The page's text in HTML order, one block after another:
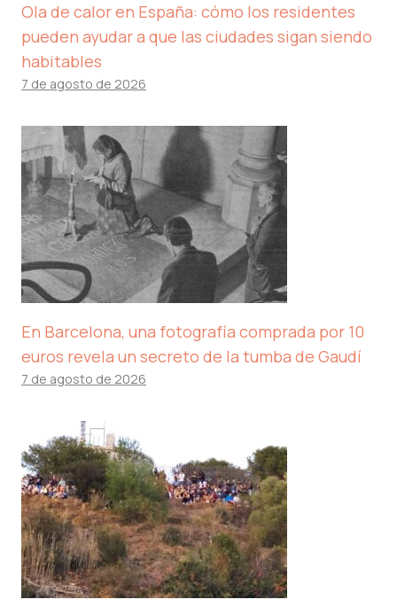
Ola de calor en España: cómo los residentes
pueden ayudar a que las ciudades sigan siendo
habitables
7 de agosto de 2026
En Barcelona, ​​una fotografía comprada por 10
euros revela un secreto de la tumba de Gaudí
7 de agosto de 2026